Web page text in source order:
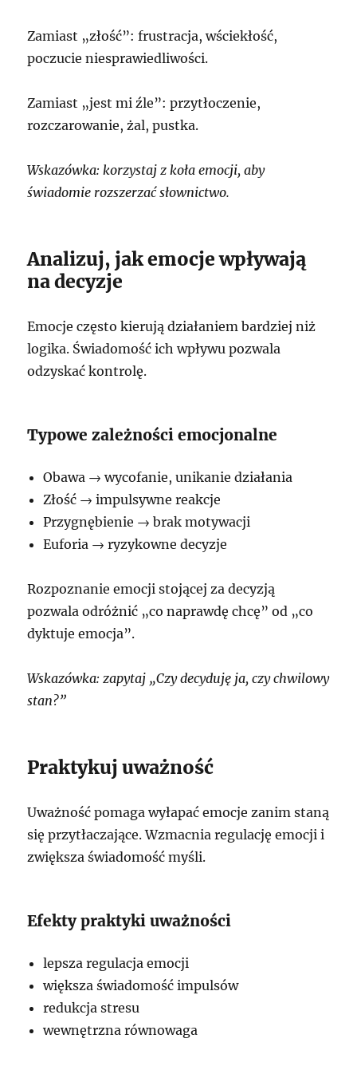
Zamiast „złość”: frustracja, wściekłość,
poczucie niesprawiedliwości.
Zamiast „jest mi źle”: przytłoczenie,
rozczarowanie, żal, pustka.
Wskazówka: korzystaj z koła emocji, aby
świadomie rozszerzać słownictwo.
Analizuj, jak emocje wpływają
na decyzje
Emocje często kierują działaniem bardziej niż
logika. Świadomość ich wpływu pozwala
odzyskać kontrolę.
Typowe zależności emocjonalne
Obawa → wycofanie, unikanie działania
Złość → impulsywne reakcje
Przygnębienie → brak motywacji
Euforia → ryzykowne decyzje
Rozpoznanie emocji stojącej za decyzją
pozwala odróżnić „co naprawdę chcę” od „co
dyktuje emocja”.
Wskazówka: zapytaj „Czy decyduję ja, czy chwilowy
stan?”
Praktykuj uważność
Uważność pomaga wyłapać emocje zanim staną
się przytłaczające. Wzmacnia regulację emocji i
zwiększa świadomość myśli.
Efekty praktyki uważności
lepsza regulacja emocji
większa świadomość impulsów
redukcja stresu
wewnętrzna równowaga